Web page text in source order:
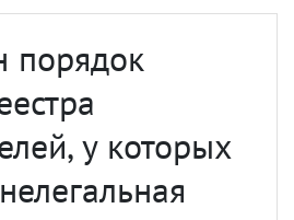
порядок
у которых